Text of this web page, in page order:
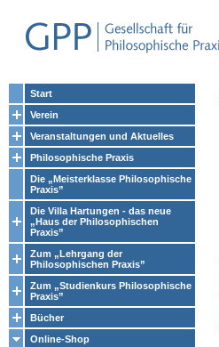
Start
Verein
Veranstaltungen und Aktuelles
Philosophische Praxis
Die „Meisterklasse Philosophische
Praxis”
Die Villa Hartungen - das neue
„Haus der Philosophischen
Praxis”
Zum „Lehrgang der
Philosophischen Praxis”
Zum „Studienkurs Philosophische
Praxis”
Bücher
Online-Shop